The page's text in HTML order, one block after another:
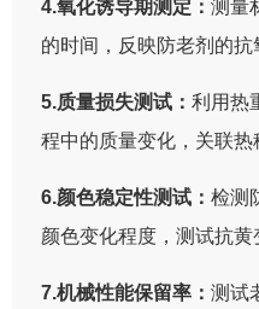
4.氧化诱导期测定：测量
的时间，反映防老剂的抗
5.质量损失测试：利用热
程中的质量变化，关联热
6.颜色稳定性测试：检测
颜色变化程度，测试抗黄
7.机械性能保留率：测试